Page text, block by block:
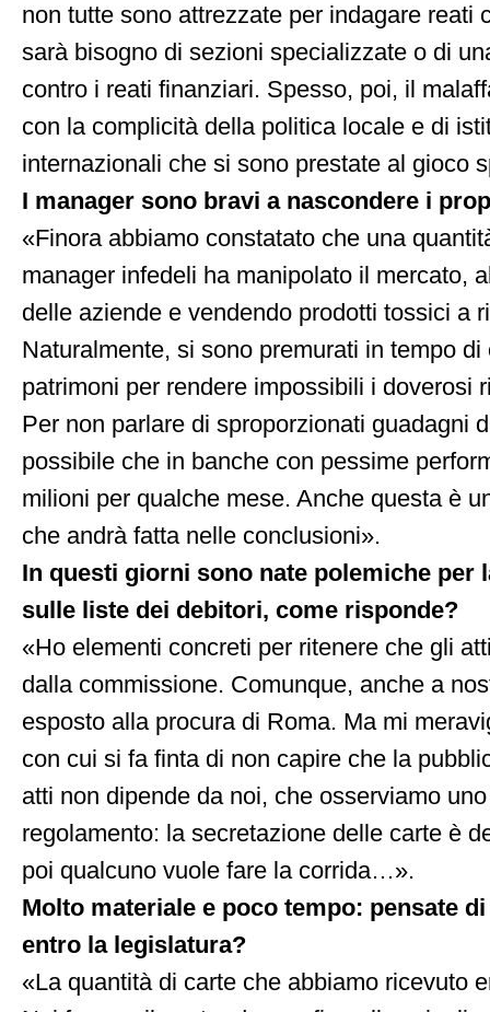
non tutte sono attrezzate per indagare reati
sarà bisogno di sezioni specializzate o di
contro i reati finanziari. Spesso, poi, il
con la complicità della politica locale e di
internazionali che si sono prestate al gioco
I manager sono bravi a nascondere i
«Finora abbiamo constatato che una
manager infedeli ha manipolato il mercato,
delle aziende e vendendo prodotti tossici a
Naturalmente, si sono premurati in tempo di
patrimoni per rendere impossibili i doverosi
Per non parlare di sproporzionati guadagni
possibile che in banche con pessime
milioni per qualche mese. Anche questa è
che andrà fatta nelle conclusioni».
In questi giorni sono nate polemiche per
sulle liste dei debitori, come risponde?
«Ho elementi concreti per ritenere che gli
dalla commissione. Comunque, anche a
esposto alla procura di Roma. Ma mi
con cui si fa finta di non capire che la
atti non dipende da noi, che osserviamo
regolamento: la secretazione delle carte è
poi qualcuno vuole fare la corrida…».
Molto materiale e poco tempo: pensate
entro la legislatura?
«La quantità di carte che abbiamo ricevuto